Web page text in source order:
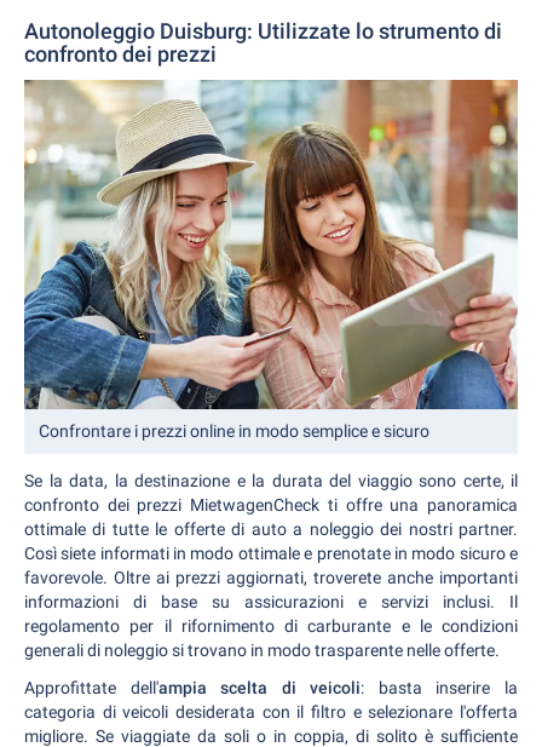
Autonoleggio Duisburg: Utilizzate lo strumento di
confronto dei prezzi
Confrontare i prezzi online in modo semplice e sicuro
Se la data, la destinazione e la durata del viaggio sono certe, il
confronto dei prezzi MietwagenCheck ti offre una panoramica
ottimale di tutte le offerte di auto a noleggio dei nostri partner.
Così siete informati in modo ottimale e prenotate in modo sicuro e
favorevole. Oltre ai prezzi aggiornati, troverete anche importanti
informazioni di base su assicurazioni e servizi inclusi. Il
regolamento per il rifornimento di carburante e le condizioni
generali di noleggio si trovano in modo trasparente nelle offerte.
Approfittate dell'ampia scelta di veicoli: basta inserire la
categoria di veicoli desiderata con il filtro e selezionare l'offerta
migliore. Se viaggiate da soli o in coppia, di solito è sufficiente